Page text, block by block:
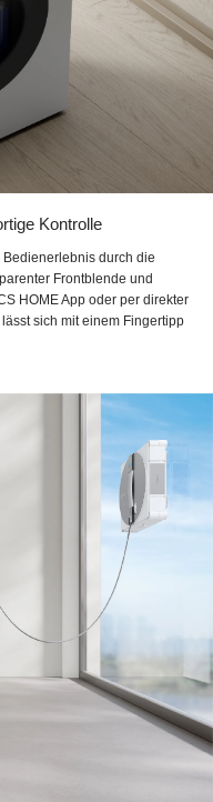
Kontrolle
Bedienerlebnis durch die
Frontblende und
HOME App oder per direkter
sich mit einem Fingertipp